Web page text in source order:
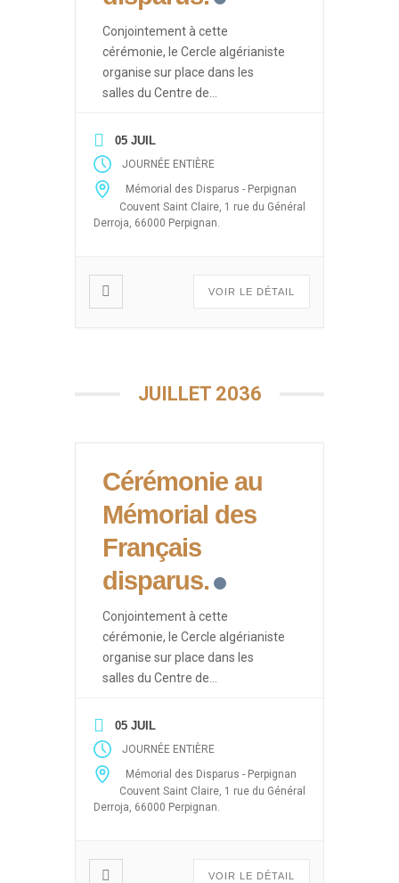
Conjointement à cette
cérémonie, le Cercle algérianiste
organise sur place dans les
salles du Centre de
d’Algérie des événements ayant
pour thèmes les drames de la
guerre d’Algérie (Enlèvements et
disparitions massives après le 19
mars 1962, 5 juillet 1962, 26
débats […]
05 JUIL
JOURNÉE ENTIÈRE
Mémorial des Disparus - Perpignan
Couvent Saint Claire, 1 rue du Général
Derroja, 66000 Perpignan.
VOIR LE DÉTAIL
JUILLET 2036
Cérémonie au
Mémorial des
Français
disparus.
Conjointement à cette
cérémonie, le Cercle algérianiste
organise sur place dans les
salles du Centre de
d’Algérie des événements ayant
pour thèmes les drames de la
guerre d’Algérie (Enlèvements et
disparitions massives après le 19
mars 1962, 5 juillet 1962, 26
débats […]
05 JUIL
JOURNÉE ENTIÈRE
Mémorial des Disparus - Perpignan
Couvent Saint Claire, 1 rue du Général
Derroja, 66000 Perpignan.
VOIR LE DÉTAIL